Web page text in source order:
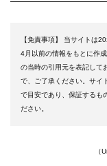
【免責事項】
当サイトは
4月以前の情報をもとに作
の当時の引用元を表記して
で、ご了承ください。サイ
で目安であり、保証するも
ださい。
（